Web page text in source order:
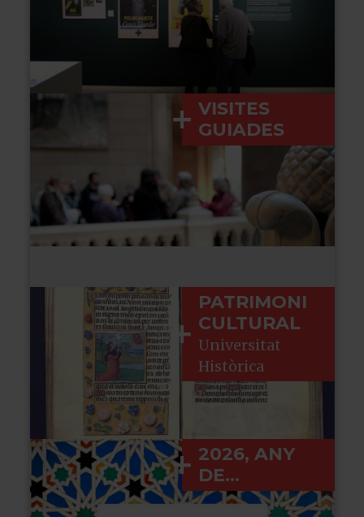
VISITES
GUIADES
PATRIMONI
CULTURAL
Universitat
Històrica
2026, ANY
DE...